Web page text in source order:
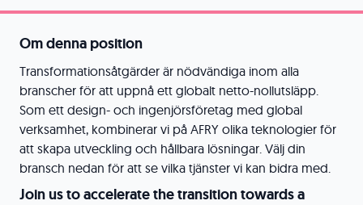
Om denna position
Transformationsåtgärder är nödvändiga inom alla
branscher för att uppnå ett globalt netto-nollutsläpp.
Som ett design- och ingenjörsföretag med global
verksamhet, kombinerar vi på AFRY olika teknologier för
att skapa utveckling och hållbara lösningar. Välj din
bransch nedan för att se vilka tjänster vi kan bidra med.
Join us to accelerate the transition towards a